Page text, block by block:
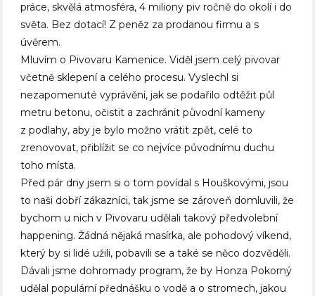
práce, skvělá atmosféra, 4 miliony piv ročně do okolí i do
světa. Bez dotací! Z peněz za prodanou firmu a s
úvěrem.
Mluvím o Pivovaru Kamenice. Viděl jsem celý pivovar
včetně sklepení a celého procesu. Vyslechl si
nezapomenuté vyprávění, jak se podařilo odtěžit půl
metru betonu, očistit a zachránit původní kameny
z podlahy, aby je bylo možno vrátit zpět, celé to
zrenovovat, přiblížit se co nejvíce původnímu duchu
toho místa.
Před pár dny jsem si o tom povídal s Houškovými, jsou
to naši dobří zákazníci, tak jsme se zároveň domluvili, že
bychom u nich v Pivovaru udělali takový předvolební
happening. Žádná nějaká masírka, ale pohodový víkend,
který by si lidé užili, pobavili se a také se něco dozvěděli.
Dávali jsme dohromady program, že by Honza Pokorný
udělal populární přednášku o vodě a o stromech, jakou